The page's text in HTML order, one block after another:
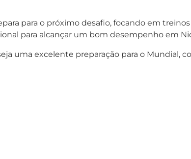
para o próximo desafio, focando em
para alcançar um bom desempenho em
uma excelente preparação para o Mundial,